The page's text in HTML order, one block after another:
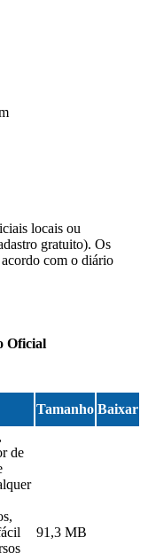
locais ou
gratuito). Os
com o diário
Oficial
Tamanho Baixar
de
91,3 MB